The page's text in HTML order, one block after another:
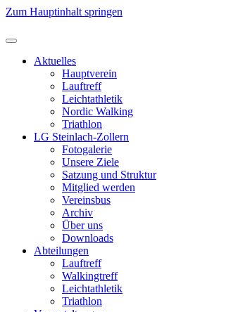
Zum Hauptinhalt springen
Aktuelles
Hauptverein
Lauftreff
Leichtathletik
Nordic Walking
Triathlon
LG Steinlach-Zollern
Fotogalerie
Unsere Ziele
Satzung und Struktur
Mitglied werden
Vereinsbus
Archiv
Über uns
Downloads
Abteilungen
Lauftreff
Walkingtreff
Leichtathletik
Triathlon